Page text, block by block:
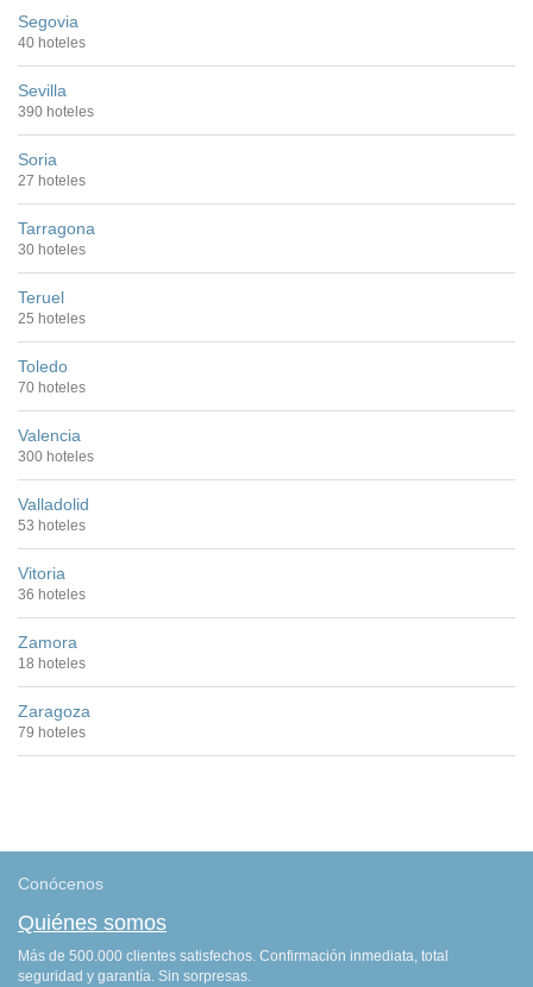
Segovia
40 hoteles
Sevilla
390 hoteles
Soria
27 hoteles
Tarragona
30 hoteles
Teruel
25 hoteles
Toledo
70 hoteles
Valencia
300 hoteles
Valladolid
53 hoteles
Vitoria
36 hoteles
Zamora
18 hoteles
Zaragoza
79 hoteles
Conócenos
Quiénes somos
Más de 500.000 clientes satisfechos. Confirmación inmediata, total
seguridad y garantía. Sin sorpresas.